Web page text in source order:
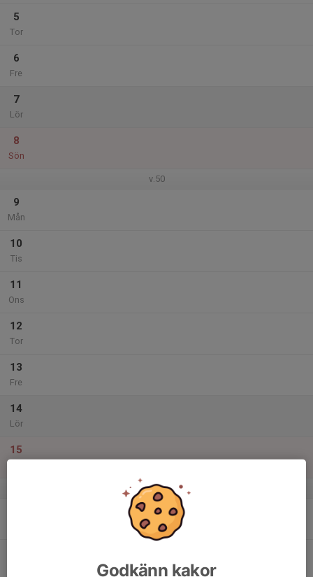
5
Tor
6
Fre
7
Lör
8
Sön
v.50
9
Mån
10
Tis
11
Ons
12
Tor
13
Fre
14
Lör
15
v.51
Godkänn kakor